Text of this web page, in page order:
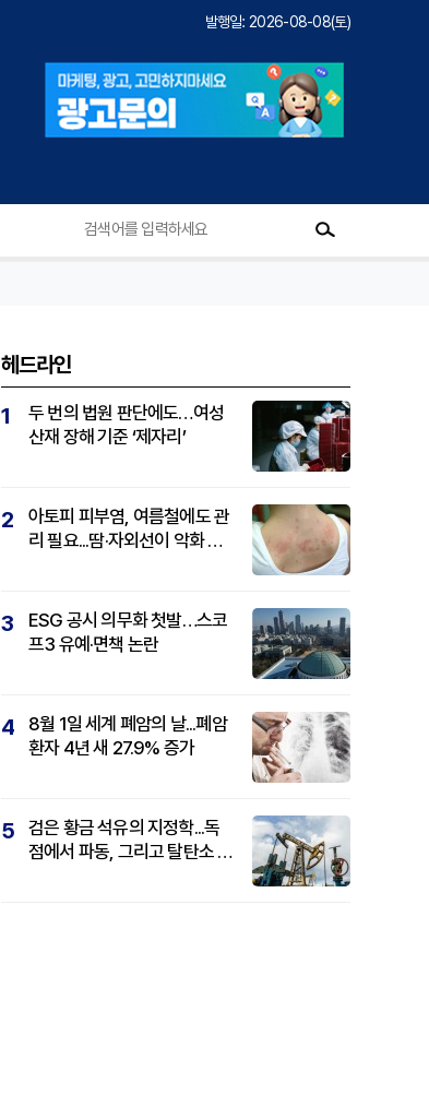
발행일: 2026-08-08(토)
헤드라인
1
두 번의 법원 판단에도…여성
산재 장해 기준 ‘제자리’
2
아토피 피부염, 여름철에도 관
리 필요...땀·자외선이 악화 요
3
ESG 공시 의무화 첫발…스코
프3 유예·면책 논란
4
8월 1일 세계 폐암의 날...폐암
환자 4년 새 27.9% 증가
5
검은 황금 석유의 지정학...독
점에서 파동, 그리고 탈탄소 패